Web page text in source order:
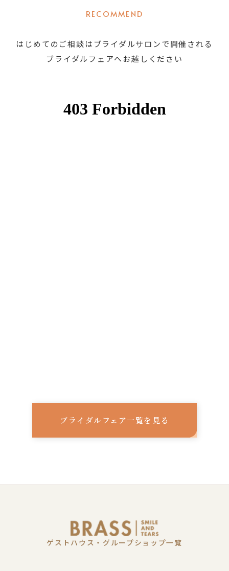
RECOMMEND
はじめてのご相談はブライダルサロンで開催される
ブライダルフェアへお越しください
ブライダルフェア一覧を見る
ゲストハウス・グループショップ一覧